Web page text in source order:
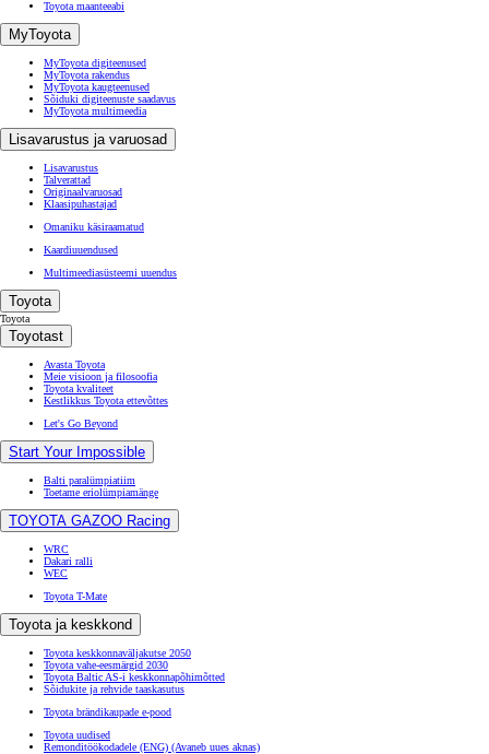
Toyota maanteeabi
MyToyota
MyToyota digiteenused
MyToyota rakendus
MyToyota kaugteenused
Sõiduki digiteenuste saadavus
MyToyota multimeedia
Lisavarustus ja varuosad
Lisavarustus
Talverattad
Originaalvaruosad
Klaasipuhastajad
Omaniku käsiraamatud
Kaardiuuendused
Multimeediasüsteemi uuendus
Toyota
Toyota
Toyotast
Avasta Toyota
Meie visioon ja filosoofia
Toyota kvaliteet
Kestlikkus Toyota ettevõttes
Let's Go Beyond
Start Your Impossible
Balti paralümpiatiim
Toetame eriolümpiamänge
TOYOTA GAZOO Racing
WRC
Dakari ralli
WEC
Toyota T-Mate
Toyota ja keskkond
Toyota keskkonnaväljakutse 2050
Toyota vahe-eesmärgid 2030
Toyota Baltic AS-i keskkonnapõhimõtted
Sõidukite ja rehvide taaskasutus
Toyota brändikaupade e-pood
Toyota uudised
Remonditöökodadele (ENG) (Avaneb uues aknas)